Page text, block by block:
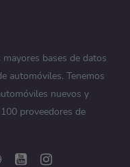
bases de datos
automóviles. Tenemos
nuevos y
proveedores de